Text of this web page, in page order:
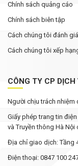
Chính sách quảng cáo
Chính sách biên tập
Cách chúng tôi đánh
Cách chúng tôi xếp
CÔNG TY CP
Người chịu trách nhiệm
Giấy phép trang tin
và Truyền thông Hà
Địa chỉ giao dịch: Tầng
Điện thoại: 0847 100